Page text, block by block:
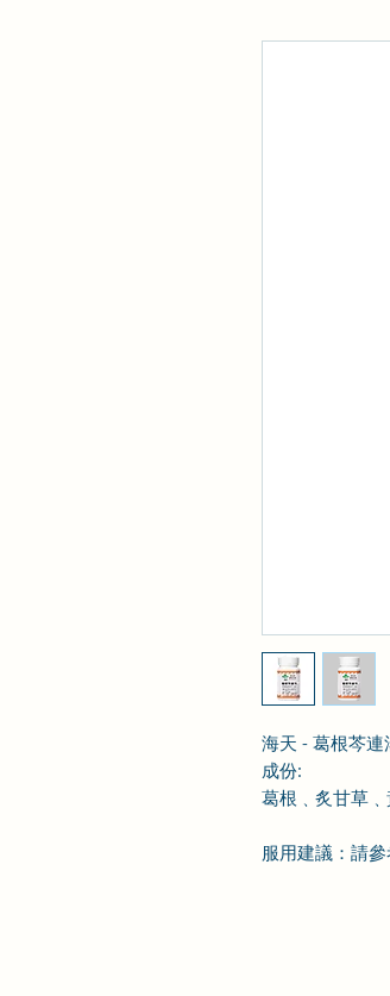
海天 - 葛根芩連
成份:
葛根 ﹑炙甘草
服用建議：請參